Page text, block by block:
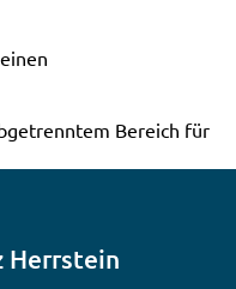
Bereich für
Herrstein